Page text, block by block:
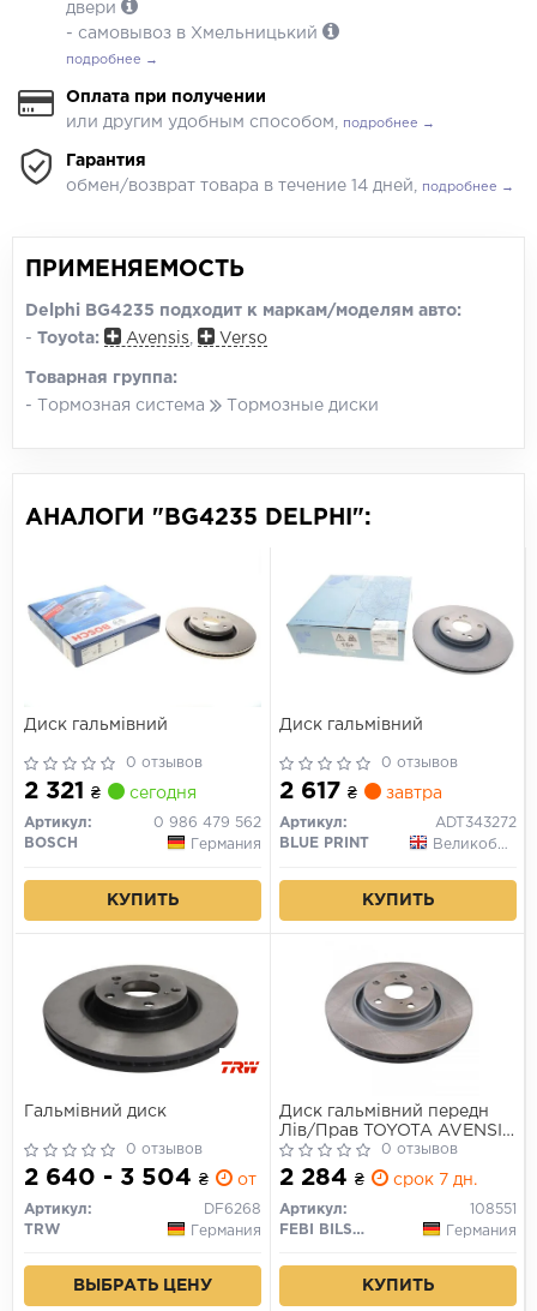
двери
- самовывоз в Хмельницький
подробнее →
Оплата при получении
или другим удобным способом,
подробнее →
Гарантия
обмен/возврат товара в течение 14 дней,
подробнее →
ПРИМЕНЯЕМОСТЬ
Delphi BG4235 подходит к маркам/моделям авто:
- Toyota: Avensis Verso
Товарная группа:
- Тормозная система
Тормозные диски
АНАЛОГИ "BG4235 DELPHI":
Диск гальмівний
0 отзывов
2 321 ₴ сегодня
Артикул:
0 986 479 562
BOSCH
Германия
КУПИТЬ
Диск гальмівний
0 отзывов
2 617 ₴ завтра
Артикул:
ADT343272
BLUE PRINT
Великобритания
КУПИТЬ
Гальмівний диск
0 отзывов
2 640 - 3 504 ₴ от 1 дн.
Артикул:
DF6268
TRW
Германия
ВЫБРАТЬ ЦЕНУ
Диск гальмівний передн
Лів/Прав TOYOTA AVENSIS,
VERSO 2.0D/2.2D 11.08-10.18
0 отзывов
2 284 ₴ срок 7 дн.
Артикул:
108551
FEBI BILSTEIN
Германия
КУПИТЬ